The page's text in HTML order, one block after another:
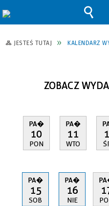
JESTEŚ TUTAJ KALENDARZ
ZOBACZ
PA�
10
PON
PA�
11
WTO
PA�
15
SOB
PA�
16
NIE